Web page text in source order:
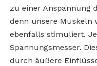
zu einer Anspannung
denn unsere Muskeln
ebenfalls stimuliert.
Spannungsmesser.
durch äußere